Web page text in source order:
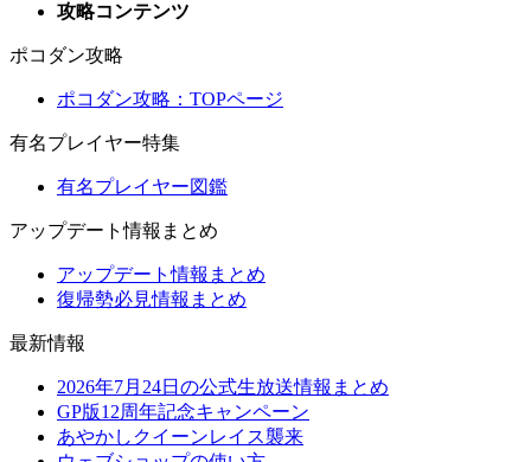
攻略コンテンツ
ポコダン攻略
ポコダン攻略：TOPページ
有名プレイヤー特集
有名プレイヤー図鑑
アップデート情報まとめ
アップデート情報まとめ
復帰勢必見情報まとめ
最新情報
2026年7月24日の公式生放送情報まとめ
GP版12周年記念キャンペーン
あやかしクイーンレイス襲来